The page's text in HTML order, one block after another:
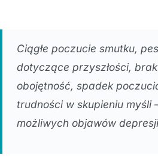
Ciągłe poczucie smutku,
dotyczące przyszłości,
obojętność, spadek
trudności w skupieniu myśli
możliwych objawów